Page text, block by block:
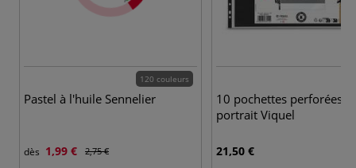
120 couleurs
Pastel à l'huile Sennelier
dès 1,99 € 2,75 €
10 pochettes perforées
portrait Viquel
21,50 €